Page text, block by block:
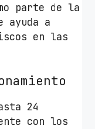
parte de la
ayuda a
en las
24
con los